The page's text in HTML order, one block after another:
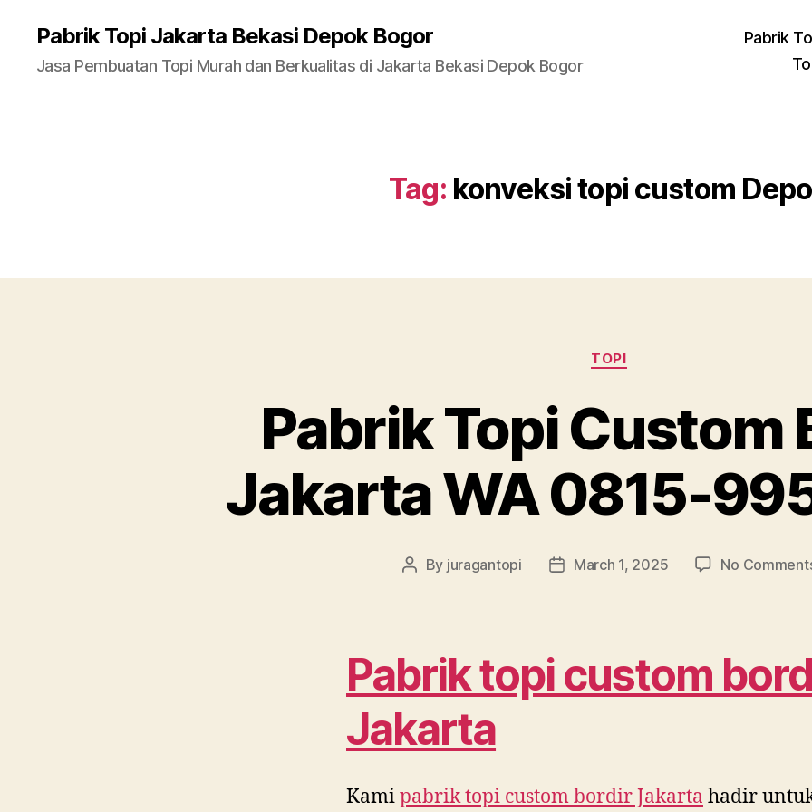
Pabrik Topi Jakarta Bekasi Depok Bogor
Jasa Pembuatan Topi Murah dan Berkualitas di Jakarta Bekasi Depok Bogor
Pabrik
Tag: konveksi topi custom
Categories
TOPI
Pabrik Topi Custom
Jakarta WA 0815-
Post
By juragantopi
PostMarch 1, 2025 No
Pabrik topi custom
Jakarta
Kamipabrik topi custom bordir Jakarta hadir